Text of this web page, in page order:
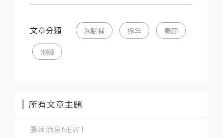
文章分類 泡腳桶 過年 春節
泡腳
所有文章主題
最新消息NEW !